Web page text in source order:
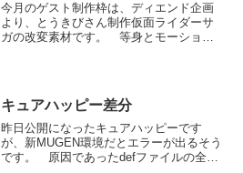
今月のゲスト制作枠は、ディエンド企画
より、とうきびさん制作仮面ライダーサ
ガの改変素材です。 等身とモーション
なイメージでも良かったか...
キュアハッピー差分
昨日公開になったキュアハッピーです
が、新MUGEN環境だとエラーが出るそう
です。 原因であったdefファイルの全角